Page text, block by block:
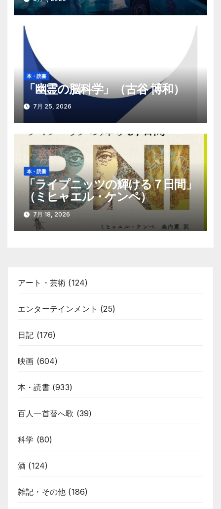
本・読書
「幽霊の脳科学」（古谷 博和）
7月 25, 2026
本・読書
「ライプニッツの輝ける７日間」
（ミヒャエル・ケンペ）
7月 18, 2026
アート・芸術 (124)
エンターテインメント (25)
日記 (176)
映画 (604)
本・読書(933)
百人一首替へ歌 (39)
科学 (80)
酒 (124)
雑記・その他 (186)